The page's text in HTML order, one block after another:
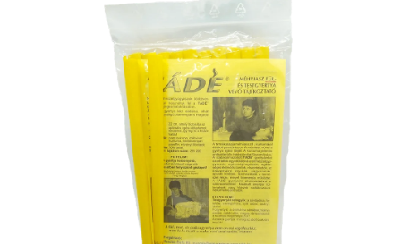
értékelése
csillag.